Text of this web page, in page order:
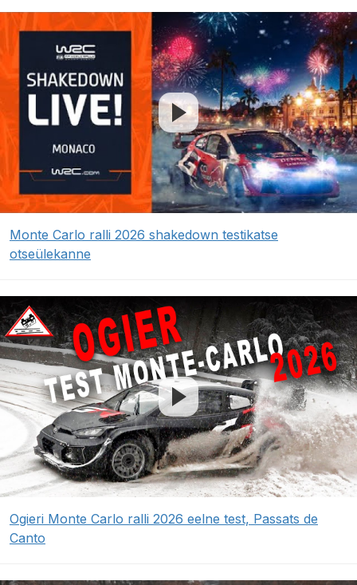
Monte Carlo ralli 2026 shakedown testikatse
otseülekanne
Ogieri Monte Carlo ralli 2026 eelne test, Passats de
Canto